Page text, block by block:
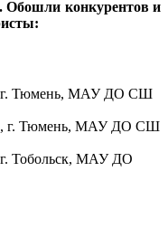
Обошли конкурентов и
Тюмень, МАУ ДО СШ
г. Тюмень, МАУ ДО СШ
Тобольск, МАУ ДО